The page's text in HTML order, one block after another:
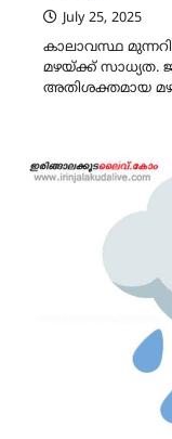
July 25, 2025
കാലാവസ്ഥ
മഴയ്ക്ക് സാധ്യത.
അതിശക്തമായ